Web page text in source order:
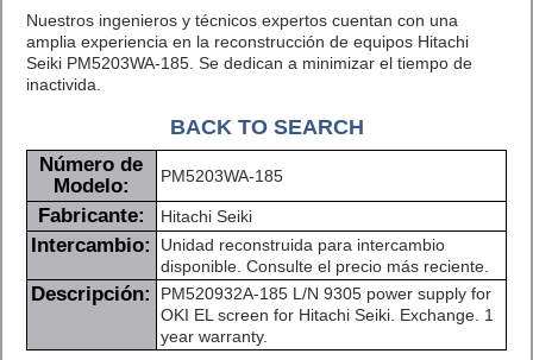
Nuestros ingenieros y técnicos expertos cuentan con una
amplia experiencia en la reconstrucción de equipos Hitachi
Seiki PM5203WA-185. Se dedican a minimizar el tiempo de
inactivida.
BACK TO SEARCH
Número de
Modelo:
PM5203WA-185
Fabricante: Hitachi Seiki
Intercambio:
Unidad reconstruida para intercambio
disponible. Consulte el precio más reciente.
Descripción:
PM520932A-185 L/N 9305 power supply for
OKI EL screen for Hitachi Seiki. Exchange. 1
year warranty.